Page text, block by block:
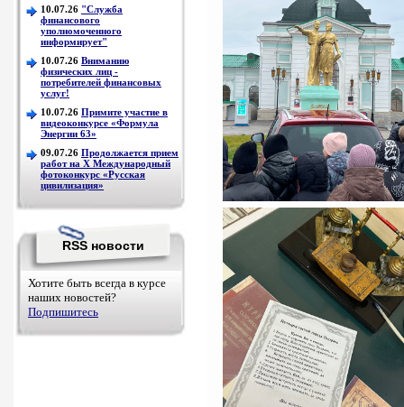
10.07.26 "Служба
финансового
уполномоченного
информирует"
10.07.26 Вниманию
физических лиц -
потребителей финансовых
услуг!
10.07.26 Примите участие в
видеоконкурсе «Формула
Энергии 63»
09.07.26 Продолжается прием
работ на Х Международный
фотоконкурс «Русская
цивилизация»
RSS новости
Хотите быть всегда в курсе
наших новостей?
Подпишитесь